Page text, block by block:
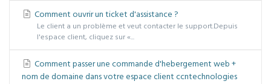
Comment ouvrir un ticket d'assistance ?
Le client a un problème et veut contacter le support.Depuis
l'espace client, cliquez sur «...
Comment passer une commande d'hebergement web +
nom de domaine dans votre espace client ccntechnologies